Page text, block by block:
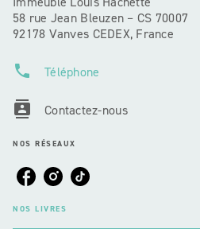
58 rue Jean Bleuzen – CS 70007
92178 Vanves CEDEX, France
phone Téléphone
contacts Contactez-nous
NOS RÉSEAUX
NOS LIVRES